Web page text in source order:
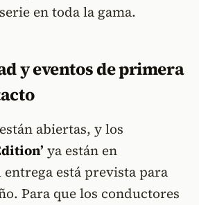
en toda la gama.
y eventos de primera
abiertas, y los
ya están en
está prevista para
Para que los conductores